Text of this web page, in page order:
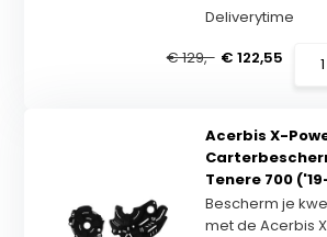
Deliverytime
€ 129,- € 122,55
Acerbis X-
Tenere 700
Bescherm je
met de Acerbis